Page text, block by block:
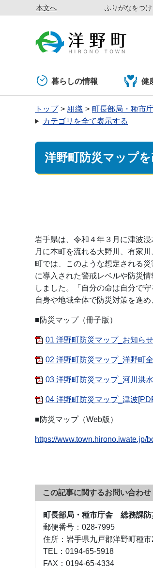
本文へ ふりがなをつけ
暮らしの情報 健
トップ 組織 町長部局・種市
カテゴリを全て表示する
洋野町防災マップ
岩手県は、令和４年３月に津波
月に本町を流れる大野川、有家
町では、このような想定される
に導入された警戒レベルや防災
しました。「自分の命は自分で
自身や地域全体で防災対策を進め
■防災マップ（冊子版）
01 洋野町防災マップ_お知ら
02 洋野町防災マップ_洋野町
03 洋野町防災マップ_河川洪
04 洋野町防災マップ_津波
■防災マップ（Web版）
https://www.town.hirono.iwate.jp/
この記事に関するお問い合わせ
町長部局・種市庁舎 総務課防
郵便番号： 028-7995
住所： 岩手県九戸郡洋野町種
TEL： 0194-65-5918
FAX： 0194-65-4334